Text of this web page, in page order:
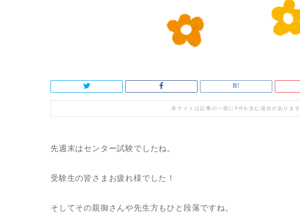
本サイトは記事の一部にPRを含む場合があります
先週末はセンター試験でしたね。
受験生の皆さまお疲れ様でした！
そしてその親御さんや先生方もひと段落ですね。